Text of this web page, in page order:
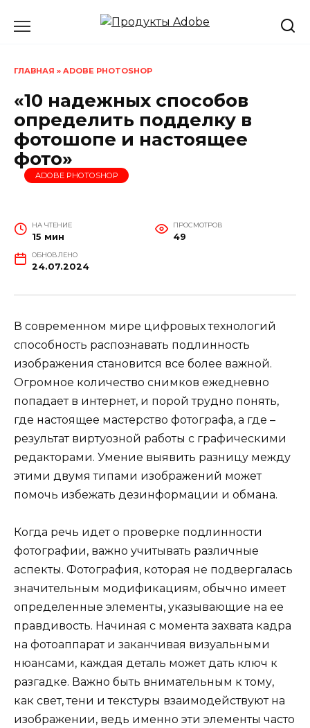
ГЛАВНАЯ » ADOBE PHOTOSHOP
«10 надежных способов
определить подделку в
фотошопе и настоящее
фото»
ADOBE PHOTOSHOP
НА ЧТЕНИЕ
15 мин
ПРОСМОТРОВ
49
ОБНОВЛЕНО
24.07.2024
В современном мире цифровых технологий
способность распознавать подлинность
изображения становится все более важной.
Огромное количество снимков ежедневно
попадает в интернет, и порой трудно понять,
где настоящее мастерство фотографа, а где –
результат виртуозной работы с графическими
редакторами. Умение выявить разницу между
этими двумя типами изображений может
помочь избежать дезинформации и обмана.
Когда речь идет о проверке подлинности
фотографии, важно учитывать различные
аспекты. Фотография, которая не подвергалась
значительным модификациям, обычно имеет
определенные элементы, указывающие на ее
правдивость. Начиная с момента захвата кадра
на фотоаппарат и заканчивая визуальными
нюансами, каждая деталь может дать ключ к
разгадке. Важно быть внимательным к тому,
как свет, тени и текстуры взаимодействуют на
изображении, ведь именно эти элементы часто